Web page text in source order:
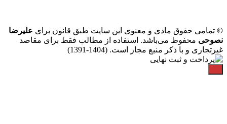
© تمامی حقوق مادی و معنوی این سایت طبق قانون برای علیرضا
نصوحی محفوظ می‌باشد. استفاده از مطالب فقط برای مقاصد
غیرتجاری و با ذکر منبع مجاز است. (1404-1391)